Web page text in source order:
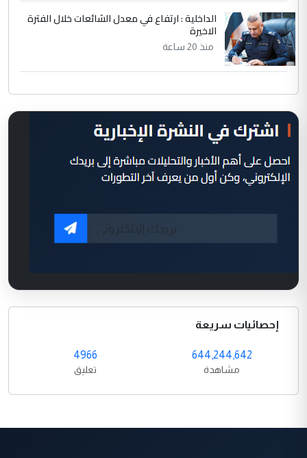
الداخلية : ارتفاع في معدل الشائعات خلال الفترة
الاخيرة
منذ 20 ساعة
إحصائيات سريعة
644,244,642
مشاهدة
4966
تعليق